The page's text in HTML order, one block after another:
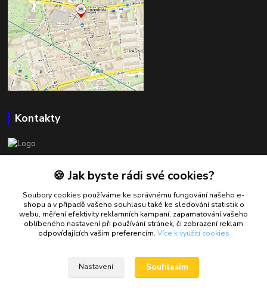
Kontakty
Petr Mráček
+420 602 549 946
petrmracek@bowlshop.cz
🍪 Jak byste rádi své cookies?
Soubory cookies používáme ke správnému fungování našeho e-
shopu a v případě vašeho souhlasu také ke sledování statistik o
webu, měření efektivity reklamních kampaní, zapamatování vašeho
oblíbeného nastavení při používání stránek, či zobrazení reklam
odpovídajících vašim preferencím. Více k využití cookies
Nastavení Souhlasím